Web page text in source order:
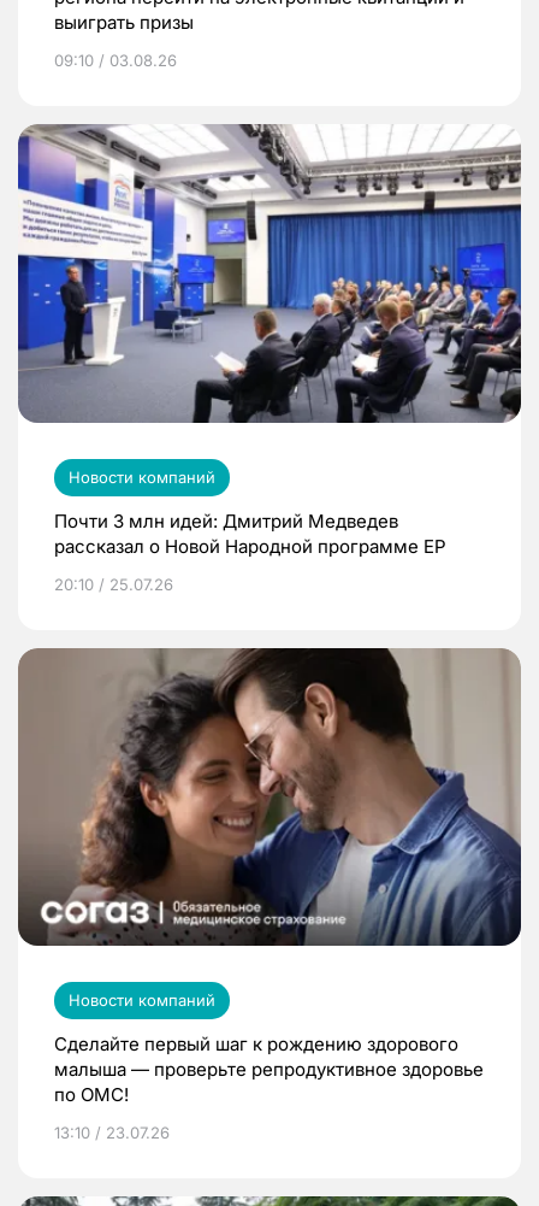
выиграть призы
09:10 / 03.08.26
Новости компаний
Почти 3 млн идей: Дмитрий Медведев
рассказал о Новой Народной программе ЕР
20:10 / 25.07.26
Новости компаний
Сделайте первый шаг к рождению здорового
малыша — проверьте репродуктивное здоровье
по ОМС!
13:10 / 23.07.26